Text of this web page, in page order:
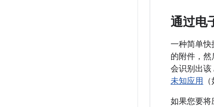
通过电
一种简单快
的附件，
会识别出该
未知应用
如果您要将